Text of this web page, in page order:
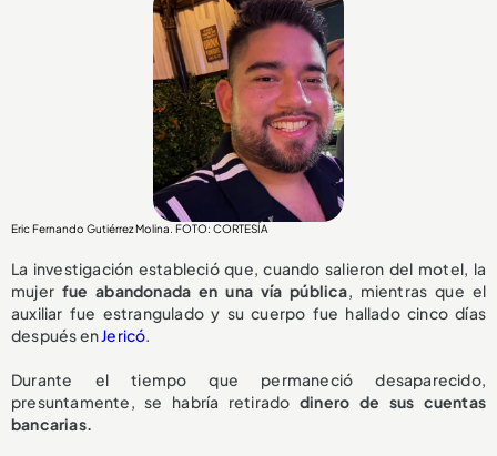
Eric Fernando Gutiérrez Molina. FOTO: CORTESÍA
La investigación estableció que, cuando salieron del motel, la
mujer fue abandonada en una vía pública, mientras que el
auxiliar fue estrangulado y su cuerpo fue hallado cinco días
después enJericó.
Durante el tiempo que permaneció desaparecido,
presuntamente, se habría retirado dinero de sus cuentas
bancarias.